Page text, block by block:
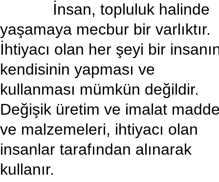
İnsan, topluluk halinde
yaşamaya mecbur bir varlıktır.
İhtiyacı olan her şeyi bir
kendisinin yapması ve
kullanması mümkün değildir.
Değişik üretim ve imalat
ve malzemeleri, ihtiyacı olan
insanlar tarafından alınarak
kullanır.